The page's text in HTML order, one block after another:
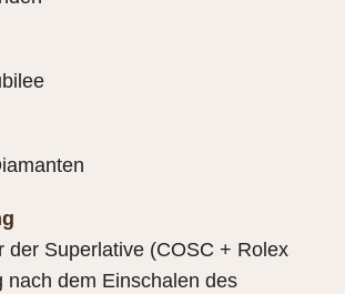
der Superlative (COSC + Rolex
nach dem Einschalen des